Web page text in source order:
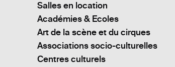
Salles en location
Académies & Ecoles
Art de la scène et du cirques
Associations socio-culturelles
Centres culturels